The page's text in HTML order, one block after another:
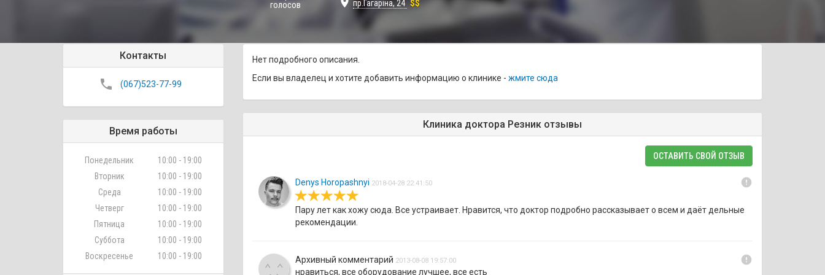
голосов пр.Гагаріна, 24 $$
Контакты
phone (067)523-77-99
Время работы
Понедельник
10:00 - 19:00
Вторник
10:00 - 19:00
Среда
10:00 - 19:00
Четверг
10:00 - 19:00
Пятница
10:00 - 19:00
Суббота
10:00 - 19:00
Воскресенье
10:00 - 19:00
Нет подробного описания.
Если вы владелец и хотите добавить информацию о клинике - жмите сюда
Клиника доктора Резник отзывы
ОСТАВИТЬ СВОЙ ОТЗЫВ
Denys Horopashnyi 2018-04-28 22:41:50 error
Пару лет как хожу сюда. Все устраивает. Нравится, что доктор подробно рассказывает о всем и даёт дельные
рекомендации.
Архивный комментарий 2013-08-08 19:57:00 error
нравиться, все оборудование лучшее, все есть